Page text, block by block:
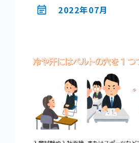
会社情報
配置薬について
商品情報
2022年07月